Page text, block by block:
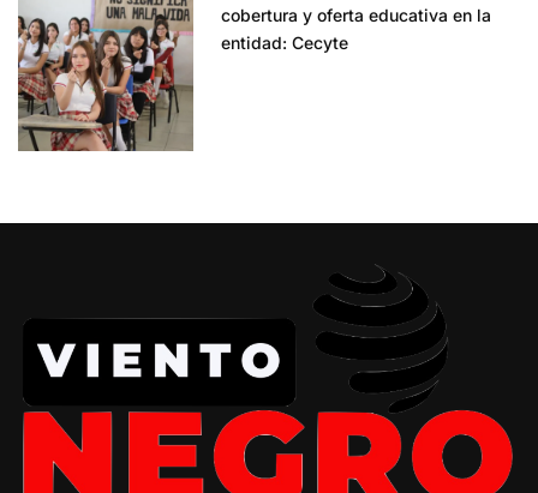
cobertura y oferta educativa en la
entidad: Cecyte